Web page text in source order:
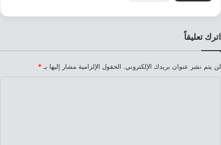
اترك تعليقاً
لن يتم نشر عنوان بريدك الإلكتروني. الحقول الإلزامية مشار إليها بـ *